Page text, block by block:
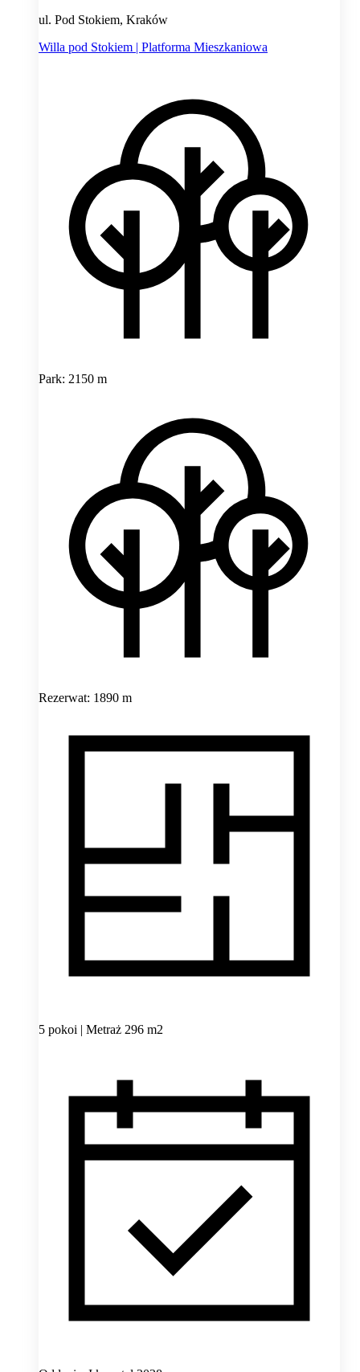
ul. Pod Stokiem, Kraków
Willa pod Stokiem | Platforma Mieszkaniowa
Park: 2150 m
Rezerwat: 1890 m
5 pokoi | Metraż 296 m2